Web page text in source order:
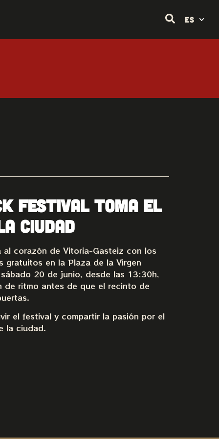
ES
FESTIVAL TOMA el
CIUDAD
al corazón de Vitoria-Gasteiz con los
gratuitos en la Plaza de la Virgen
20 de junio, desde las 13:30h,
de ritmo antes de que el recinto de
el festival y compartir la pasión por el
la ciudad.